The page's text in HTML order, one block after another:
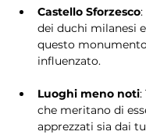
Castello Sforzesco
dei duchi milanesi
questo
influenzato.
Luoghi meno noti:
che meritano di
apprezzati sia dai